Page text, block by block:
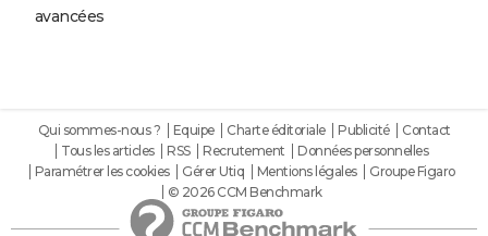
avancées
Qui sommes-nous ? Equipe Charte éditoriale Publicité
Contact
Tous les articles
RSS Recrutement
Données personnelles
Paramétrer les cookies
Gérer Utiq Mentions légales
Groupe Figaro
© 2026 CCM Benchmark